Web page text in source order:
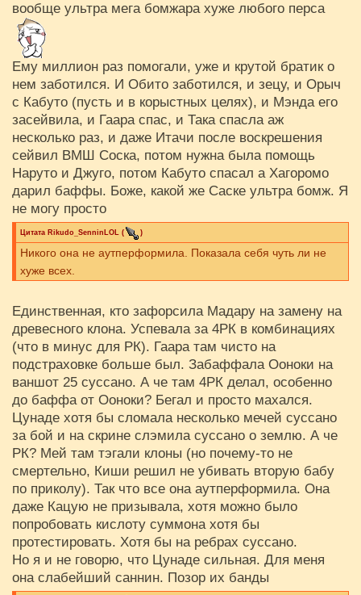
вообще ультра мега бомжара хуже любого перса
Ему миллион раз помогали, уже и крутой братик о
нем заботился. И Обито заботился, и зецу, и Орыч
с Кабуто (пусть и в корыстных целях), и Мэнда его
засейвила, и Гаара спас, и Така спасла аж
несколько раз, и даже Итачи после воскрешения
сейвил ВМШ Соска, потом нужна была помощь
Наруто и Джуго, потом Кабуто спасал а Хагоромо
дарил баффы. Боже, какой же Саске ультра бомж. Я
не могу просто
Цитата Rikudo_SenninLOL ( )
Никого она не аутперформила. Показала себя чуть ли не
хуже всех.
Единственная, кто зафорсила Мадару на замену на
древесного клона. Успевала за 4РК в комбинациях
(что в минус для РК). Гаара там чисто на
подстраховке больше был. Забаффала Ооноки на
ваншот 25 суссано. А че там 4РК делал, особенно
до баффа от Ооноки? Бегал и просто махался.
Цунаде хотя бы сломала несколько мечей суссано
за бой и на скрине слэмила суссано о землю. А че
РК? Мей там тэгали клоны (но почему-то не
смертельно, Киши решил не убивать вторую бабу
по приколу). Так что все она аутперформила. Она
даже Кацую не призывала, хотя можно было
попробовать кислоту суммона хотя бы
протестировать. Хотя бы на ребрах суссано.
Но я и не говорю, что Цунаде сильная. Для меня
она слабейший саннин. Позор их банды